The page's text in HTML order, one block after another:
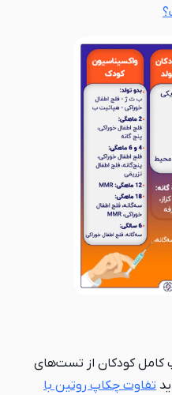
کامل کودکان از تست‌های
تفاوت چکاپ روتین با